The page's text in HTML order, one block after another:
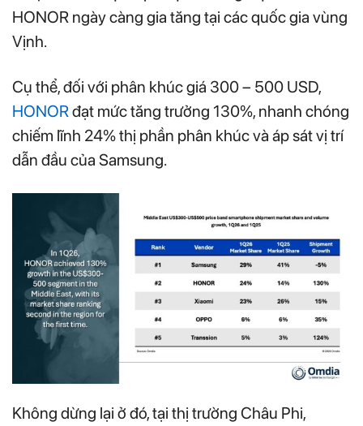
HONOR ngày càng gia tăng tại các quốc gia vùng
Vịnh.
Cụ thể, đối với phân khúc giá 300 – 500 USD,
HONOR đạt mức tăng trưởng 130%, nhanh chóng
chiếm lĩnh 24% thị phần phân khúc và áp sát vị trí
dẫn đầu của Samsung.
Không dừng lại ở đó, tại thị trường Châu Phi,